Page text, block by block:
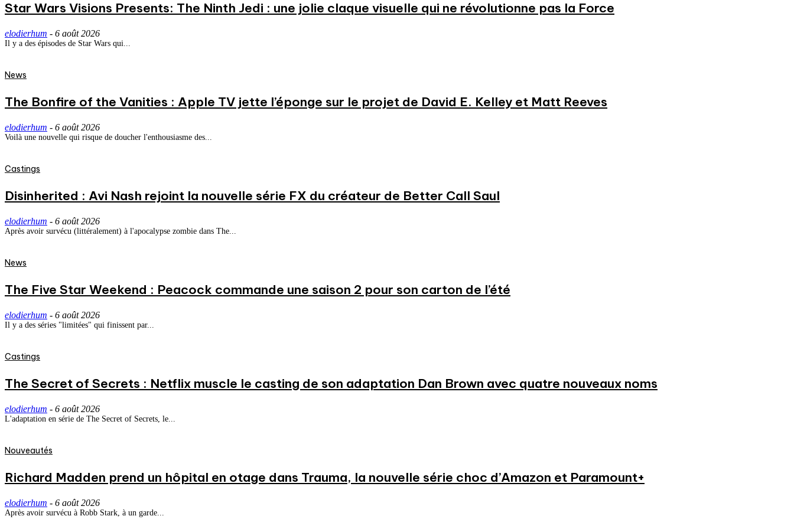
Star Wars Visions Presents: The Ninth Jedi : une jolie claque visuelle qui ne révolutionne pas la Force
elodierhum - 6 août 2026
Il y a des épisodes de Star Wars qui...
News
The Bonfire of the Vanities : Apple TV jette l’éponge sur le projet de David E. Kelley et Matt Reeves
elodierhum - 6 août 2026
Voilà une nouvelle qui risque de doucher l'enthousiasme des...
Castings
Disinherited : Avi Nash rejoint la nouvelle série FX du créateur de Better Call Saul
elodierhum - 6 août 2026
Après avoir survécu (littéralement) à l'apocalypse zombie dans The...
News
The Five Star Weekend : Peacock commande une saison 2 pour son carton de l’été
elodierhum - 6 août 2026
Il y a des séries "limitées" qui finissent par...
Castings
The Secret of Secrets : Netflix muscle le casting de son adaptation Dan Brown avec quatre nouveaux noms
elodierhum - 6 août 2026
L'adaptation en série de The Secret of Secrets, le...
Nouveautés
Richard Madden prend un hôpital en otage dans Trauma, la nouvelle série choc d’Amazon et Paramount+
elodierhum - 6 août 2026
Après avoir survécu à Robb Stark, à un garde...